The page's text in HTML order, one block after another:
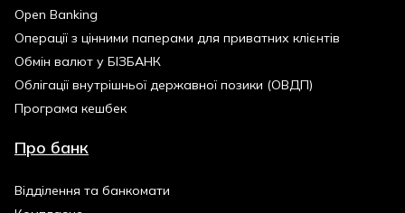
Open Banking
Операції з цінними паперами для приватних клієнтів
Обмін валют у БІЗБАНК
Облігації внутрішньої державної позики (ОВДП)
Програма кешбек
Про банк
Відділення та банкомати